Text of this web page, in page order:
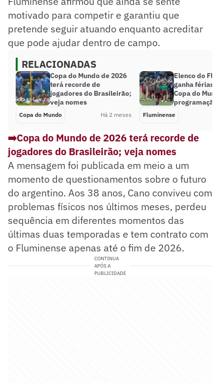
motivado para competir e garantiu que
pretende seguir atuando enquanto acreditar
que pode ajudar dentro de campo.
RELACIONADAS
Copa do Mundo de 2026
terá recorde de
jogadores do Brasileirão;
veja nomes
Copa do Mundo Há 2 meses
Elenco do
ganha férias
Copa do
programação
Fluminense
➡️Copa do Mundo de 2026 terá recorde de
jogadores do Brasileirão; veja nomes
A mensagem foi publicada em meio a um
momento de questionamentos sobre o futuro
do argentino. Aos 38 anos, Cano conviveu com
problemas físicos nos últimos meses, perdeu
sequência em diferentes momentos das
últimas duas temporadas e tem contrato com
o Fluminense apenas até o fim de 2026.
CONTINUA
APÓS A
PUBLICIDADE